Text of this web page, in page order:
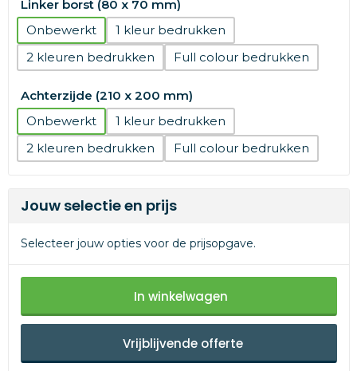
Linker borst (80 x 70 mm)
Onbewerkt
1
2
Full colour
Achterzijde (210 x 200 mm)
Onbewerkt
1
2
Full colour
Jouw selectie en prijs
Selecteer jouw opties voor de prijsopgave.
In winkelwagen
Vrijblijvende offerte